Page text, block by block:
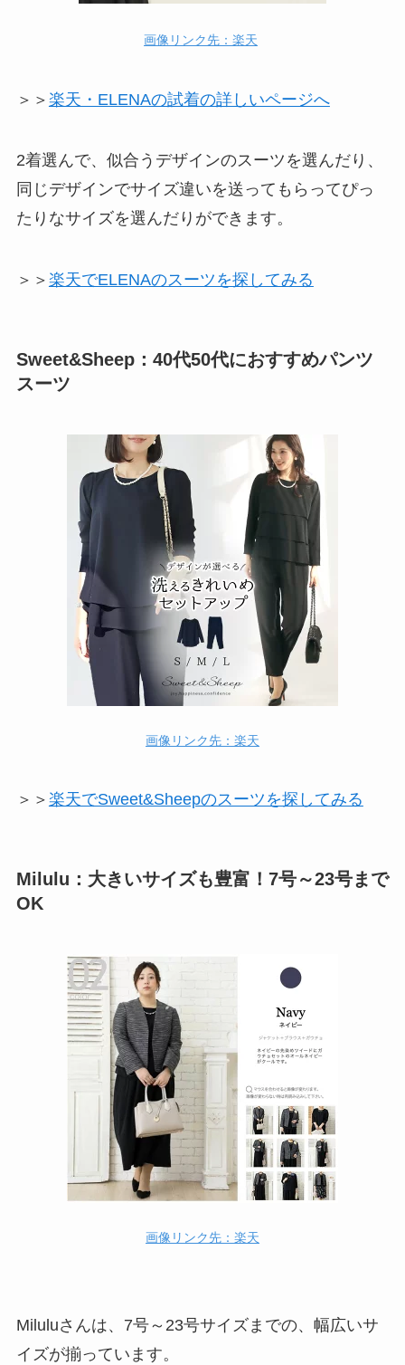
画像リンク先：楽天
＞＞ 楽天・ELENAの試着の詳しいページへ
2着選んで、似合うデザインのスーツを選んだり、
同じデザインでサイズ違いを送ってもらってぴっ
たりなサイズを選んだりができます。
＞＞ 楽天でELENAのスーツを探してみる
Sweet&Sheep：40代50代におすすめパンツ
スーツ
画像リンク先：楽天
＞＞ 楽天でSweet&Sheepのスーツを探してみる
Milulu：大きいサイズも豊富！7号～23号まで
OK
画像リンク先：楽天
Miluluさんは、7号～23号サイズまでの、幅広いサ
イズが揃っています。